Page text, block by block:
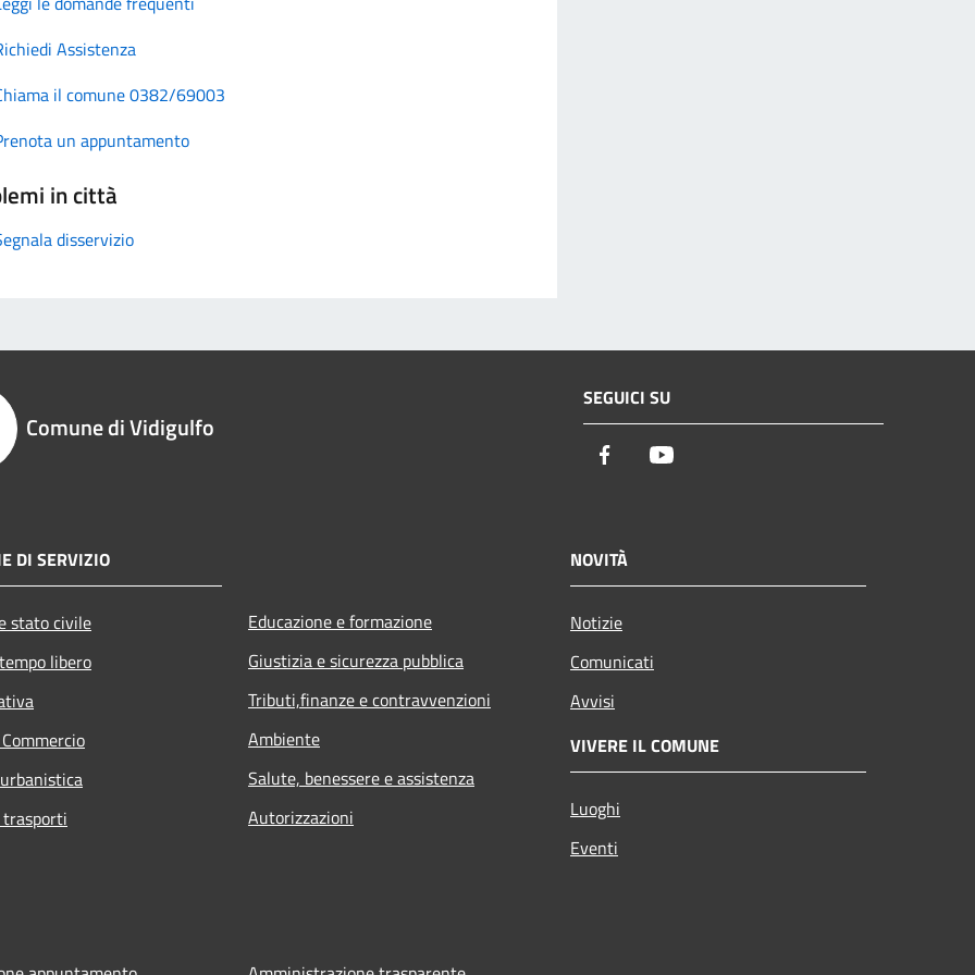
Assistenza
il comune 0382/69003
un appuntamento
in città
disservizio
Comune di Vidigulfo
SEGUICI SU
Facebook
DI SERVIZIO
stato civile
libero
Educazione e formazione
Giustizia e sicurezza pubblica
Tributi,finanze e contravvenzioni
Ambiente
Salute, benessere e assistenza
Autorizzazioni
NOVITÀ
Notizie
Comunicati
Avvisi
VIVERE IL COMUNE
Luoghi
Eventi